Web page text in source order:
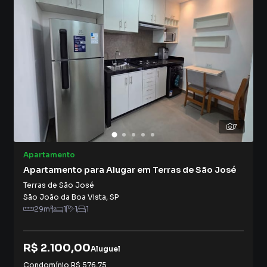
7
Apartamento
Apartamento para Alugar em Terras de São José
Terras de São José
São João da Boa Vista, SP
29m² 1 1 1
R$ 2.100,00Aluguel
Condomínio R$ 576,75